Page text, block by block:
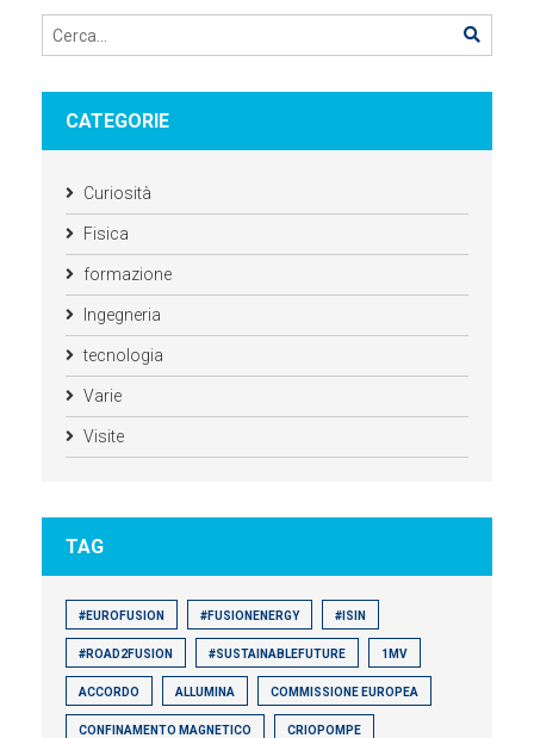
CATEGORIE
Curiosità
Fisica
formazione
Ingegneria
tecnologia
Varie
Visite
TAG
#EUROFUSION #FUSIONENERGY #ISIN
#ROAD2FUSION #SUSTAINABLEFUTURE 1MV
ACCORDO ALLUMINA COMMISSIONE EUROPEA
CONFINAMENTO MAGNETICO CRIOPOMPE